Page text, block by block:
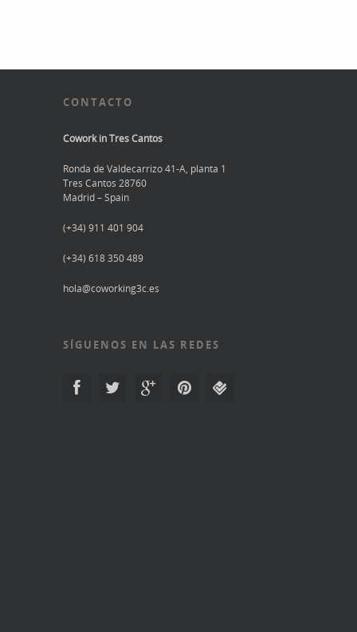
CONTACTO
Cowork in Tres Cantos
Ronda de Valdecarrizo 41-A, planta 1
Tres Cantos 28760
Madrid – Spain
(+34) 911 401 904
(+34) 618 350 489
hola@coworking3c.es
SÍGUENOS EN LAS REDES